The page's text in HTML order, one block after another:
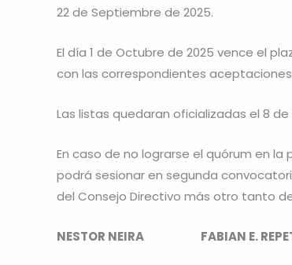
22 de Septiembre de 2025.
El día 1 de Octubre de 2025 vence el
con las correspondientes
Las listas quedaran oficializadas el 8
En caso de no lograrse el quórum en
podrá sesionar en segunda
del Consejo Directivo más otro tanto
NESTOR NEIRA FABIAN E.